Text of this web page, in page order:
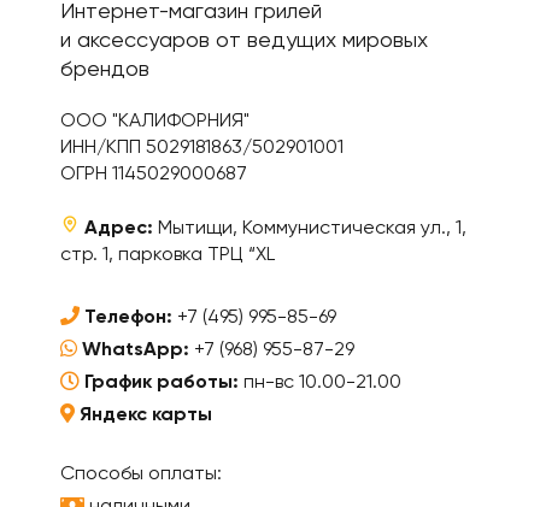
Интернет-магазин грилей
и аксессуаров от ведущих мировых
брендов
ООО "КАЛИФОРНИЯ"
ИНН/КПП 5029181863/502901001
ОГРН 1145029000687
Адрес: Мытищи, Коммунистическая ул., 1,
стр. 1, парковка ТРЦ “XL
Телефон: +7 (495) 995-85-69
WhatsApp: +7 (968) 955-87-29
График работы: пн-вс 10.00-21.00
Яндекс карты
Способы оплаты: